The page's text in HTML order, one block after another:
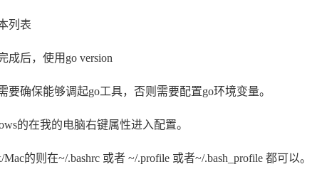
列表
成后，使用go version
要确保能够调起go工具，否则需要配置go环境变量。
的在我的电脑右键属性进入配置。
Mac的则在~/.bashrc 或者 ~/.profile 或者~/.bash_profile 都可以。